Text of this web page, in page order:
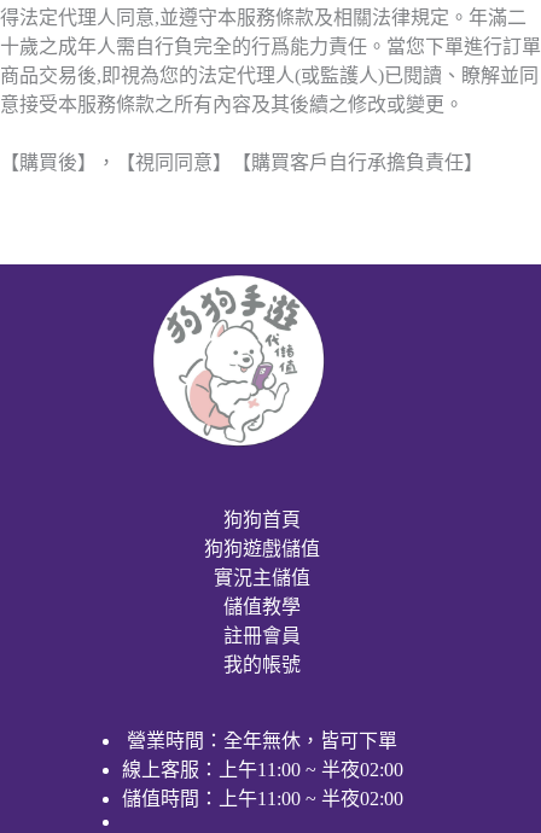
得法定代理人同意,並遵守本服務條款及相關法律規定。年滿二
十歲之成年人需自行負完全的行爲能力責任。當您下單進行訂單
商品交易後,即視為您的法定代理人(或監護人)已閱讀、瞭解並同
意接受本服務條款之所有內容及其後續之修改或變更。
【購買後】，【視同同意】【購買客戶自行承擔負責任】
狗狗首頁
狗狗遊戲儲值
實況主儲值
儲值教學
註冊會員
我的帳號
營業時間：全年無休，皆可下單
線上客服：上午11:00 ~ 半夜02:00
儲值時間：上午11:00 ~ 半夜02:00